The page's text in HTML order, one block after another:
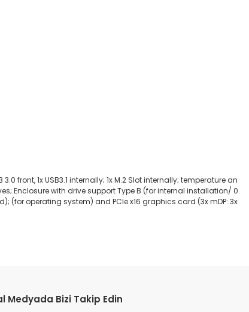
3.0 front, 1x USB3.1 internally; 1x M.2 Slot internally; temperature an
Enclosure with drive support Type B (for internal installation/ 0.
(for operating system) and PCIe x16 graphics card (3x mDP: 3x
Medyada Bizi Takip Edin